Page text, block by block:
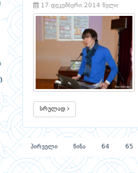
17 დეკემბერი 2014 წელი
სრულად
პირველი წინა 64 65